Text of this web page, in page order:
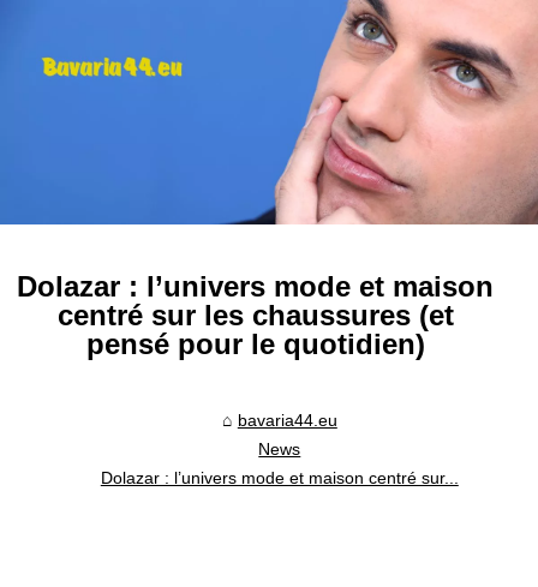
Dolazar : l’univers mode et maison
centré sur les chaussures (et
pensé pour le quotidien)
bavaria44.eu
News
Dolazar : l’univers mode et maison centré sur...